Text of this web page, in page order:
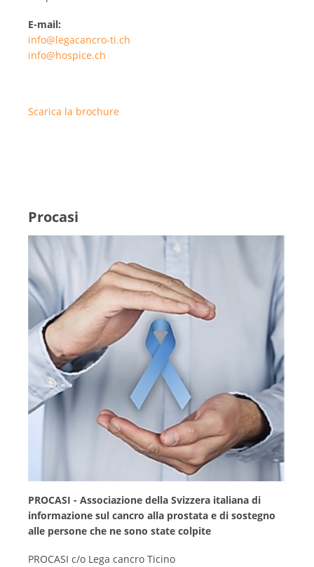
E-mail:
info@legacancro-ti.ch
info@hospice.ch
Scarica la brochure
Procasi
PROCASI - Associazione della Svizzera italiana di
informazione sul cancro alla prostata e di sostegno
alle persone che ne sono state colpite
PROCASI c/o Lega cancro Ticino